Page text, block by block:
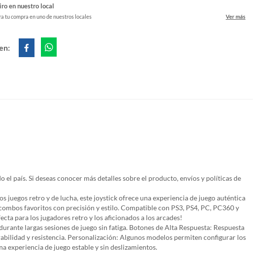
en nuestro local
tu compra en uno de nuestros locales Ver más
país. Si deseas conocer más detalles sobre el producto, envíos y políticas de
juegos retro y de lucha, este joystick ofrece una experiencia de juego auténtica
favoritos con precisión y estilo. Compatible con PS3, PS4, PC, PC360 y
para los jugadores retro y los aficionados a los arcades!
largas sesiones de juego sin fatiga. Botones de Alta Respuesta: Respuesta
y resistencia. Personalización: Algunos modelos permiten configurar los
experiencia de juego estable y sin deslizamientos.